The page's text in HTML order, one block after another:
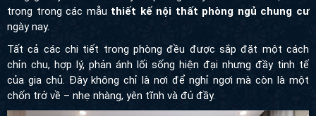
trọng trong các mẫu thiết kế nội thất phòng ngủ chung cư
ngày nay.
Tất cả các chi tiết trong phòng đều được sắp đặt một cách chỉn
chu, hợp lý, phản ánh lối sống hiện đại nhưng đầy tinh tế của gia
chủ. Đây không chỉ là nơi để nghỉ ngơi mà còn là một chốn trở về
– nhẹ nhàng, yên tĩnh và đủ đầy.